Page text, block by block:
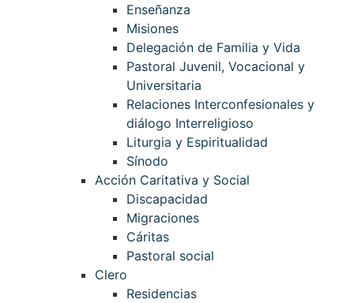
Enseñanza
Misiones
Delegación de Familia y Vida
Pastoral Juvenil, Vocacional y
Universitaria
Relaciones Interconfesionales y
diálogo Interreligioso
Liturgia y Espiritualidad
Sínodo
Acción Caritativa y Social
Discapacidad
Migraciones
Cáritas
Pastoral social
Clero
Residencias